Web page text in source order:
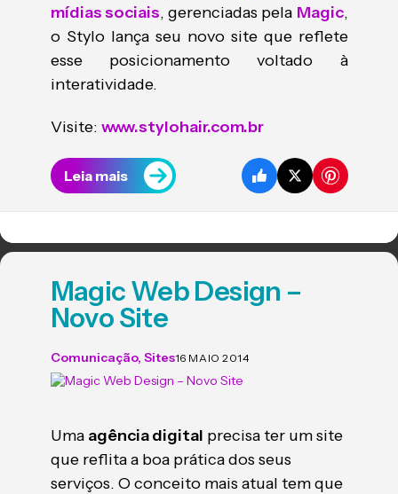
mídias sociais, gerenciadas pela Magic,
o Stylo lança seu novo site que reflete
esse posicionamento voltado à
interatividade.
Visite: www.stylohair.com.br
Leia mais
Magic Web Design –
Novo Site
Comunicação, Sites16 MAIO 2014
Uma agência digital precisa ter um site
que reflita a boa prática dos seus
serviços. O conceito mais atual tem que